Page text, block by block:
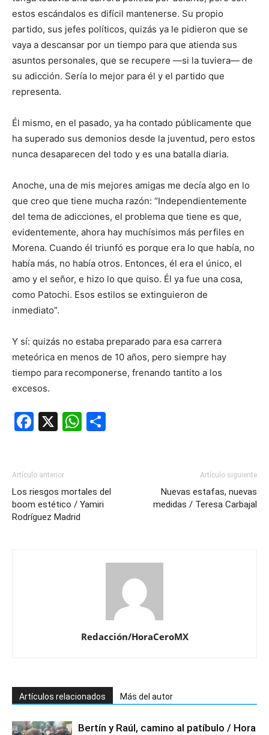
estos escándalos es difícil mantenerse. Su propio
partido, sus jefes políticos, quizás ya le pidieron que se
vaya a descansar por un tiempo para que atienda sus
asuntos personales, que se recupere —si la tuviera— de
su adicción. Sería lo mejor para él y el partido que
representa.
Él mismo, en el pasado, ya ha contado públicamente que
ha superado sus demonios desde la juventud, pero estos
nunca desaparecen del todo y es una batalla diaria.
Anoche, una de mis mejores amigas me decía algo en lo
que creo que tiene mucha razón: “Independientemente
del tema de adicciones, el problema que tiene es que,
evidentemente, ahora hay muchísimos más perfiles en
Morena. Cuando él triunfó es porque era lo que había, no
había más, no había otros. Entonces, él era el único, el
amo y el señor, e hizo lo que quiso. Él ya fue una cosa,
como Patochi. Esos estilos se extinguieron de
inmediato”.
Y sí: quizás no estaba preparado para esa carrera
meteórica en menos de 10 años, pero siempre hay
tiempo para recomponerse, frenando tantito a los
excesos.
Facebook
X WhatsApp
Artículo anterior
Los riesgos mortales del
boom estético / Yamiri
Rodríguez Madrid
Artículo siguiente
Nuevas estafas, nuevas
medidas / Teresa Carbajal
Redacción/HoraCeroMX
Artículos relacionados Más del autor
Bertín y Raúl, camino al patíbulo / Hora